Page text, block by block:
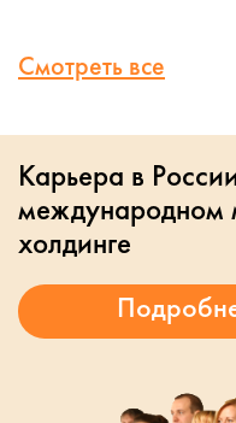
Смотреть все
Карьера в
международном
холдинге